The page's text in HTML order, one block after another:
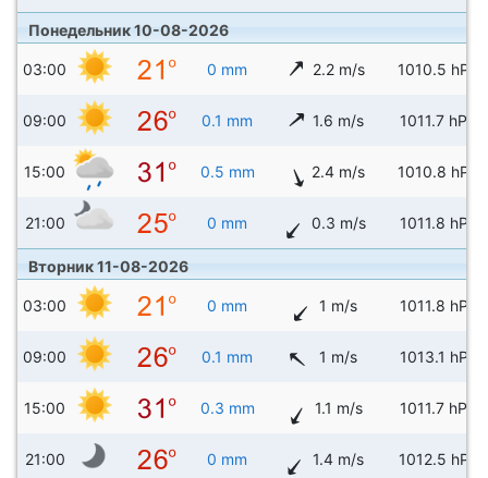
Понедельник 10-08-2026
03:00 0 mm 2.2 m/s 1010.5 hPa
09:00 0.1 mm 1.6 m/s 1011.7 hPa
15:00 0.5 mm 2.4 m/s 1010.8 hPa
21:00 0 mm 0.3 m/s 1011.8 hPa
Вторник 11-08-2026
03:00 0 mm 1 m/s 1011.8 hPa
09:00 0.1 mm 1 m/s 1013.1 hPa
15:00 0.3 mm 1.1 m/s 1011.7 hPa
21:00 0 mm 1.4 m/s 1012.5 hPa